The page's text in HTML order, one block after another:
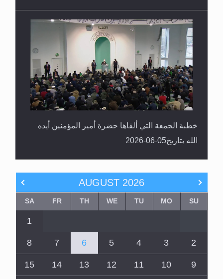
خطبة الجمعة التي ألقاها حضرة أمير المؤمنين أيده
الله بتاريخ05-06-2026
AUGUST 2026
SU
MO
TU
WE
TH
FR
SA
1
2
3
4
5
6
7
8
9
10
11
12
13
14
15